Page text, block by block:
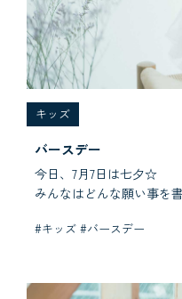
キッズ
バースデー
今日、7月7日は七夕☆
みんなはどんな願い事を
#キッズ #バースデー